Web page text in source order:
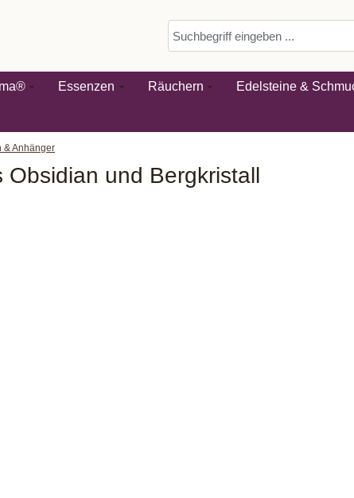
Essenzen Räuchern Edelsteine &
& Anhänger
Obsidian und Bergkristall